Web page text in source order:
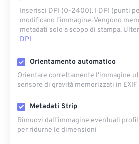
Inserisci DPI (0-2400). I DPI (punti
modificano l'immagine. Vengono
metadati solo a scopo di stampa.
DPI
Orientamento automatico
Orientare correttamente l'immagine
sensore di gravità memorizzati in EXIF
Metadati Strip
Rimuovi dall'immagine eventuali
per ridurne le dimensioni